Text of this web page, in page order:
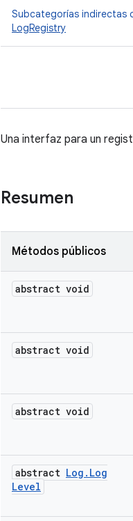
Subcategorías indirectas
LogRegistry
Una interfaz para un
Resumen
Métodos públicos
abstract void
abstract void
abstract void
abstract Log . Log
Level